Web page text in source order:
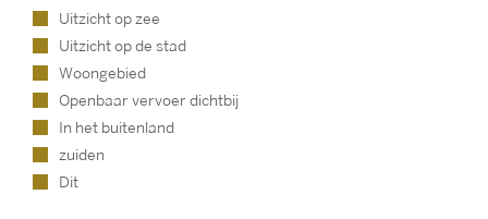
Uitzicht op zee
Uitzicht op de stad
Woongebied
Openbaar vervoer dichtbij
In het buitenland
zuiden
Dit